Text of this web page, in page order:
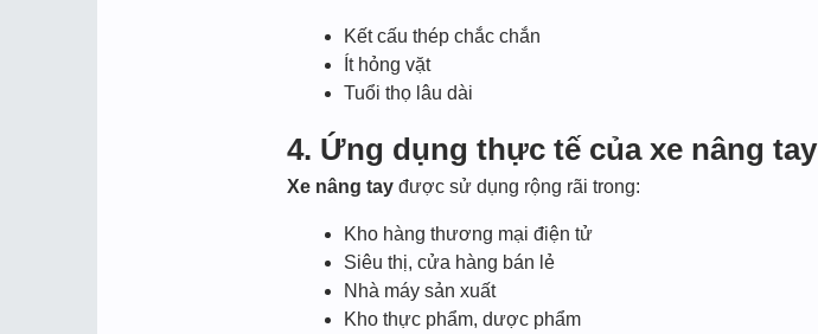
Kết cấu thép chắc chắn
Ít hỏng vặt
Tuổi thọ lâu dài
4. Ứng dụng thực tế của xe nâng tay
Xe nâng tay được sử dụng rộng rãi trong:
Kho hàng thương mại điện tử
Siêu thị, cửa hàng bán lẻ
Nhà máy sản xuất
Kho thực phẩm, dược phẩm